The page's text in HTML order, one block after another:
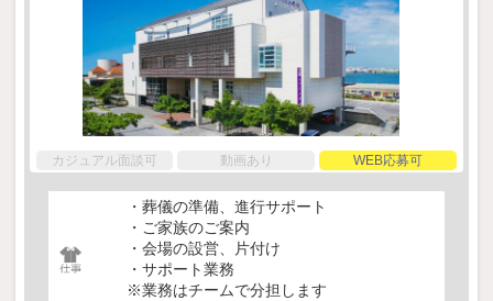
カジュアル面談可 動画あり WEB応募可
・葬儀の準備、進行サポート
・ご家族のご案内
・会場の設営、片付け
・サポート業務
※業務はチームで分担します